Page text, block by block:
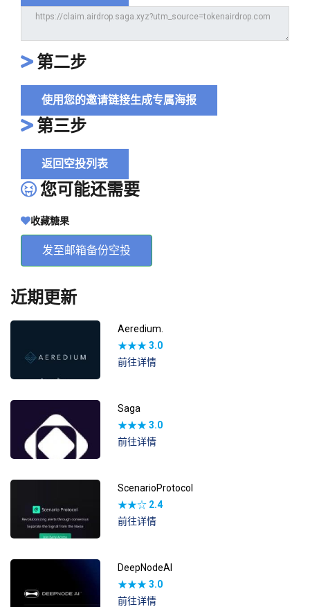
第二步
使用您的邀请链接生成专属海报
第三步
返回空投列表
您可能还需要
收藏糖果
发至邮箱备份空投
近期更新
Aeredium.
★★★3.0
前往详情
Saga
★★★3.0
前往详情
ScenarioProtocol
★★☆ 2.4
前往详情
DeepNodeAI
★★★3.0
前往详情